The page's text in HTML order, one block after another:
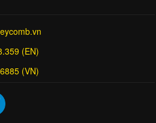
(EN)
(VN)